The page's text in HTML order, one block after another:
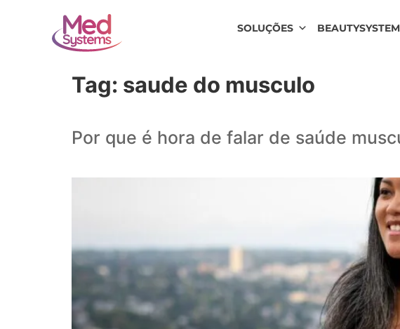
SOLUÇÕES
Tag: saude do musculo
Por que é hora de falar de saúde